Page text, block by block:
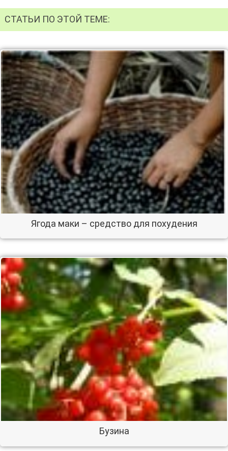
СТАТЬИ ПО ЭТОЙ ТЕМЕ:
Ягода маки – средство для похудения
Бузина